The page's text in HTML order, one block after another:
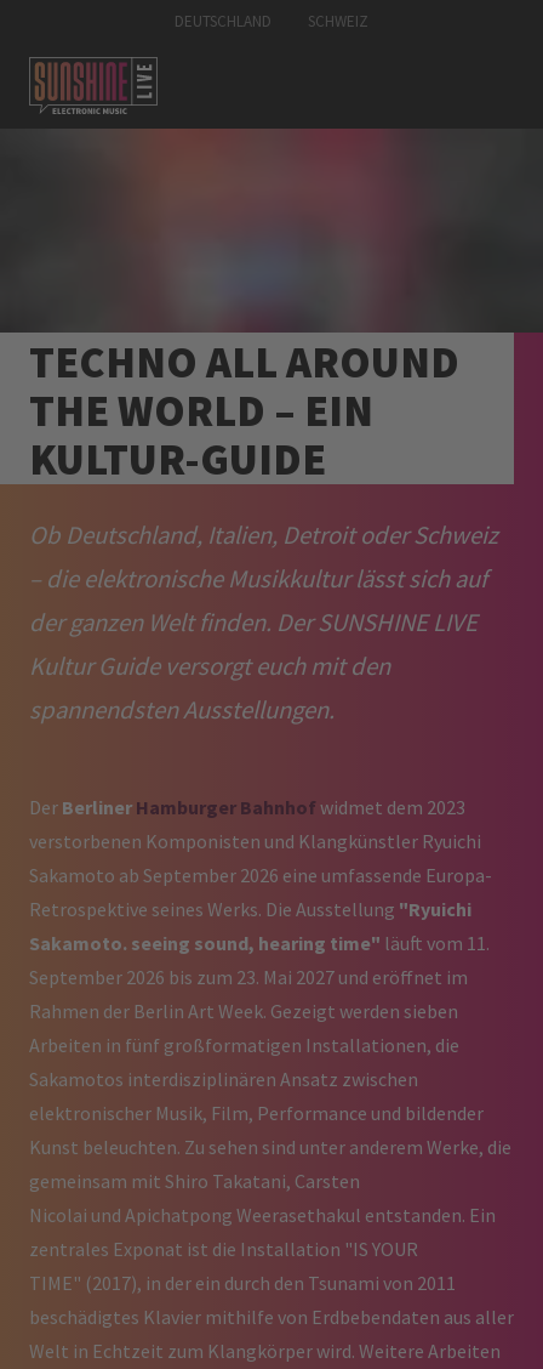
DEUTSCHLAND SCHWEIZ
TECHNO ALL AROUND
THE WORLD – EIN
KULTUR-GUIDE
Ob Deutschland, Italien, Detroit oder Schweiz
– die elektronische Musikkultur lässt sich auf
der ganzen Welt finden. Der SUNSHINE LIVE
Kultur Guide versorgt euch mit den
spannendsten Ausstellungen.
Der Berliner Hamburger Bahnhof widmet dem 2023
verstorbenen Komponisten und Klangkünstler Ryuichi
Sakamoto ab September 2026 eine umfassende Europa-
Retrospektive seines Werks. Die Ausstellung "Ryuichi
Sakamoto. seeing sound, hearing time" läuft vom 11.
September 2026 bis zum 23. Mai 2027 und eröffnet im
Rahmen der Berlin Art Week. Gezeigt werden sieben
Arbeiten in fünf großformatigen Installationen, die
Sakamotos interdisziplinären Ansatz zwischen
elektronischer Musik, Film, Performance und bildender
Kunst beleuchten. Zu sehen sind unter anderem Werke, die
gemeinsam mit Shiro Takatani, Carsten
Nicolai und Apichatpong Weerasethakul entstanden. Ein
zentrales Exponat ist die Installation "IS YOUR
TIME" (2017), in der ein durch den Tsunami von 2011
beschädigtes Klavier mithilfe von Erdbebendaten aus aller
Welt in Echtzeit zum Klangkörper wird. Weitere Arbeiten